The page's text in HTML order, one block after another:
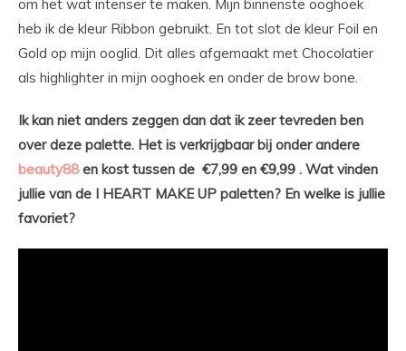
om het wat intenser te maken. Mijn binnenste ooghoek
heb ik de kleur Ribbon gebruikt. En tot slot de kleur Foil en
Gold op mijn ooglid. Dit alles afgemaakt met Chocolatier
als highlighter in mijn ooghoek en onder de brow bone.
Ik kan niet anders zeggen dan dat ik zeer tevreden ben
over deze palette. Het is verkrijgbaar bij onder andere
beauty88en kost tussen de €7,99 en €9,99 . Wat vinden
jullie van de I HEART MAKE UP paletten? En welke is jullie
favoriet?